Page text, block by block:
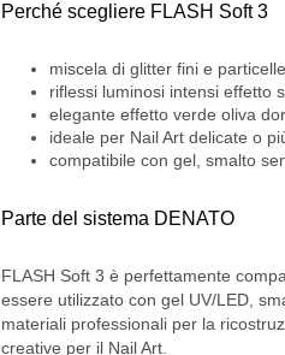
Perché scegliere FLASH Soft 3
miscela di glitter fini e
riflessi luminosi intensi effetto
elegante effetto verde oliva
ideale per Nail Art delicate o
compatibile con gel, smalto
Parte del sistema DENATO
FLASH Soft 3 è perfettamente
essere utilizzato con gel UV/LED,
materiali professionali per la
creative per il Nail Art.